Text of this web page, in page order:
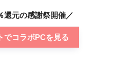
還元の感謝祭開催／
でコラボPCを見る